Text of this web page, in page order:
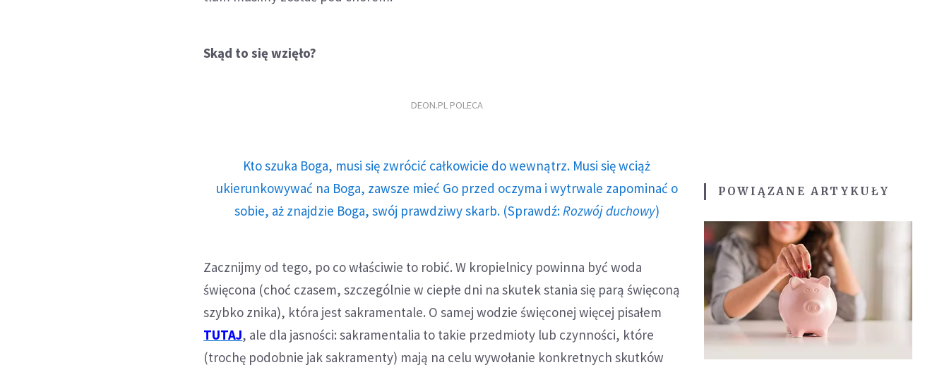
Skąd to się wzięło?
DEON.PL POLECA
Kto szuka Boga, musi się zwrócić całkowicie do wewnątrz. Musi się wciąż
ukierunkowywać na Boga, zawsze mieć Go przed oczyma i wytrwale zapominać o
sobie, aż znajdzie Boga, swój prawdziwy skarb. (Sprawdź: Rozwój duchowy)
Zacznijmy od tego, po co właściwie to robić. W kropielnicy powinna być woda
święcona (choć czasem, szczególnie w ciepłe dni na skutek stania się parą święconą
szybko znika), która jest sakramentale. O samej wodzie święconej więcej pisałem
TUTAJ, ale dla jasności: sakramentalia to takie przedmioty lub czynności, które
(trochę podobnie jak sakramenty) mają na celu wywołanie konkretnych skutków
POWIĄZANE ARTYKUŁY